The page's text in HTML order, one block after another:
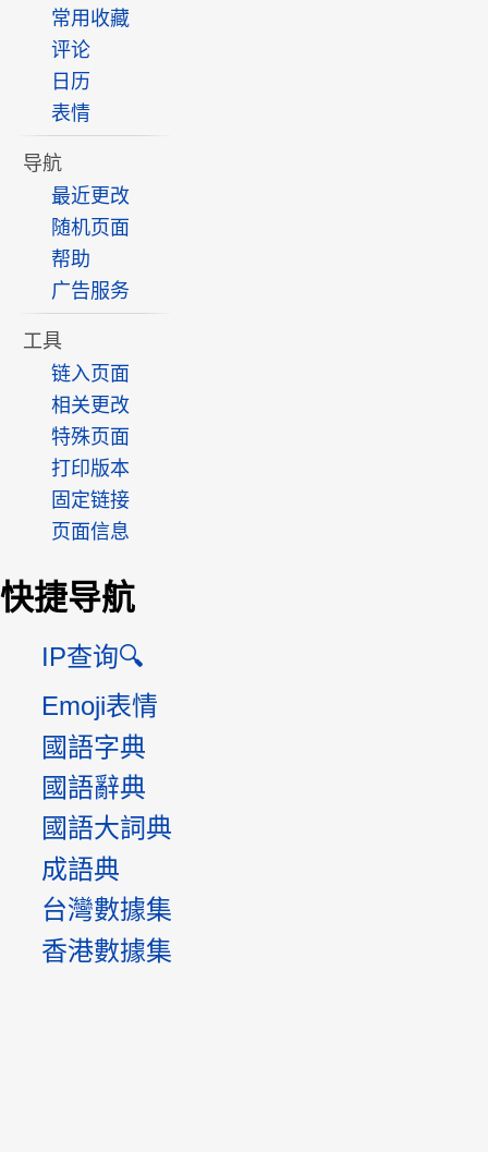
常用收藏
评论
日历
表情
导航
最近更改
随机页面
帮助
广告服务
工具
链入页面
相关更改
特殊页面
打印版本
固定链接
页面信息
快捷导航
IP查询🔍
Emoji表情
國語字典
國語辭典
國語大詞典
成語典
台灣數據集
香港數據集